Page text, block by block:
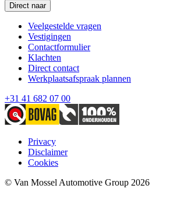
Direct naar
Veelgestelde vragen
Vestigingen
Contactformulier
Klachten
Direct contact
Werkplaatsafspraak plannen
+31 41 682 07 00
Privacy
Disclaimer
Cookies
© Van Mossel Automotive Group 2026